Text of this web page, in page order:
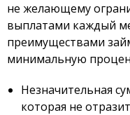
не желающему
выплатами каждый
преимуществами
минимальную
Незначительная
которая не